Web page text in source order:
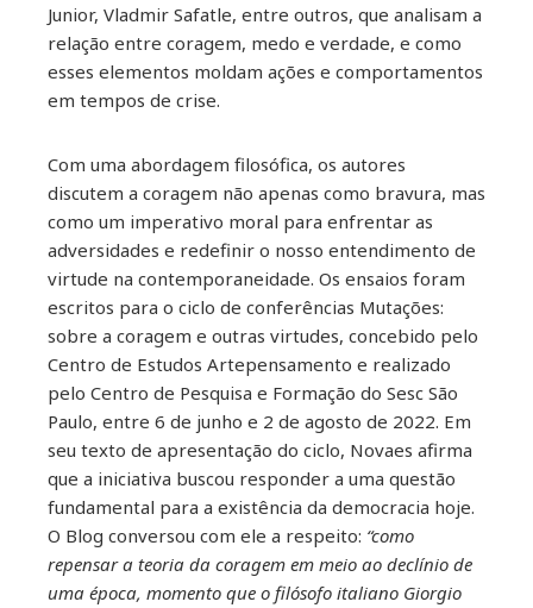
Junior, Vladmir Safatle, entre outros, que analisam a
relação entre coragem, medo e verdade, e como
esses elementos moldam ações e comportamentos
em tempos de crise.
Com uma abordagem filosófica, os autores
discutem a coragem não apenas como bravura, mas
como um imperativo moral para enfrentar as
adversidades e redefinir o nosso entendimento de
virtude na contemporaneidade. Os ensaios foram
escritos para o ciclo de conferências Mutações:
sobre a coragem e outras virtudes, concebido pelo
Centro de Estudos Artepensamento e realizado
pelo Centro de Pesquisa e Formação do Sesc São
Paulo, entre 6 de junho e 2 de agosto de 2022. Em
seu texto de apresentação do ciclo, Novaes afirma
que a iniciativa buscou responder a uma questão
fundamental para a existência da democracia hoje.
O Blog conversou com ele a respeito: “como
repensar a teoria da coragem em meio ao declínio de
uma época, momento que o filósofo italiano Giorgio